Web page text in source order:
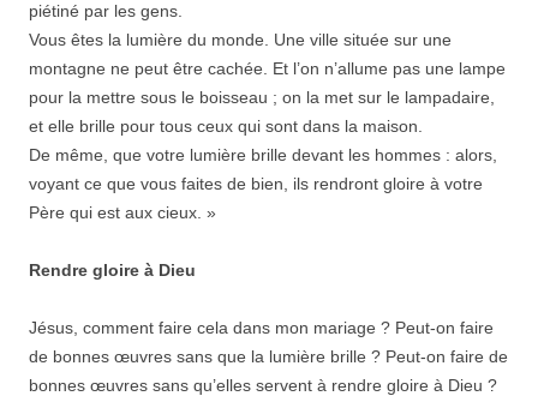
piétiné par les gens.
Vous êtes la lumière du monde. Une ville située sur une
montagne ne peut être cachée. Et l’on n’allume pas une lampe
pour la mettre sous le boisseau ; on la met sur le lampadaire,
et elle brille pour tous ceux qui sont dans la maison.
De même, que votre lumière brille devant les hommes : alors,
voyant ce que vous faites de bien, ils rendront gloire à votre
Père qui est aux cieux. »
Rendre gloire à Dieu
Jésus, comment faire cela dans mon mariage ? Peut-on faire
de bonnes œuvres sans que la lumière brille ? Peut-on faire de
bonnes œuvres sans qu’elles servent à rendre gloire à Dieu ?